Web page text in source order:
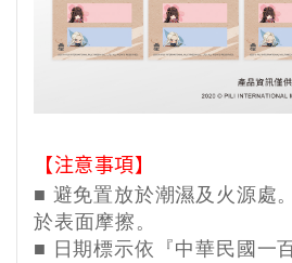
【注意事項】
■ 避免置放於潮濕及火源處
於表面摩擦。
■ 日期標示依『中華民國一